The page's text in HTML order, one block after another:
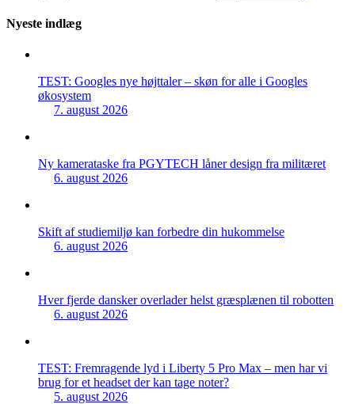
Nyeste indlæg
TEST: Googles nye højttaler – skøn for alle i Googles
økosystem
7. august 2026
Ny kamerataske fra PGYTECH låner design fra militæret
6. august 2026
Skift af studiemiljø kan forbedre din hukommelse
6. august 2026
Hver fjerde dansker overlader helst græsplænen til robotten
6. august 2026
TEST: Fremragende lyd i Liberty 5 Pro Max – men har vi
brug for et headset der kan tage noter?
5. august 2026